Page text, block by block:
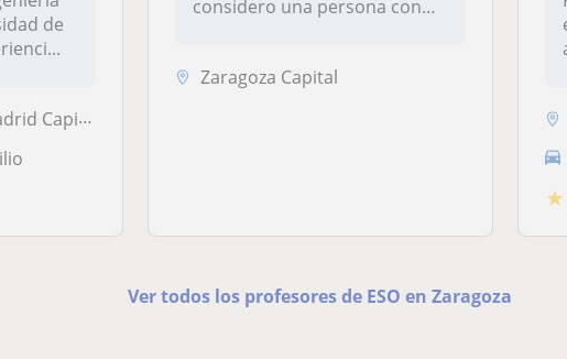
de
Capital
considero una persona con
Zaragoza Capital
★
Ver todos los profesores de ESO en Zaragoza